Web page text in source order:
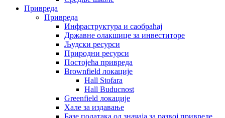
Привреда
Привреда
Инфраструктура и саобраћај
Државне олакшице за инвеститоре
Људски ресурси
Природни ресурси
Постојећа привреда
Brownfield локације
Hall Stofara
Hall Buducnost
Greenfield локације
Хале за издавање
Базе података од значаја за развој привреде